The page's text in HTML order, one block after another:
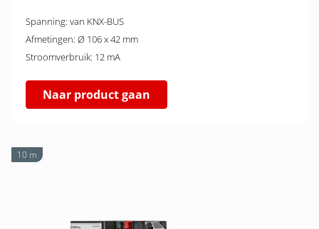
Spanning: van KNX-BUS
Afmetingen: Ø 106 x 42 mm
Stroomverbruik: 12 mA
Naar product gaan
10 m